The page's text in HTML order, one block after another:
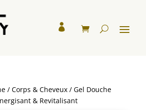

/ Corps & Cheveux/ Gel Douche
& Revitalisant